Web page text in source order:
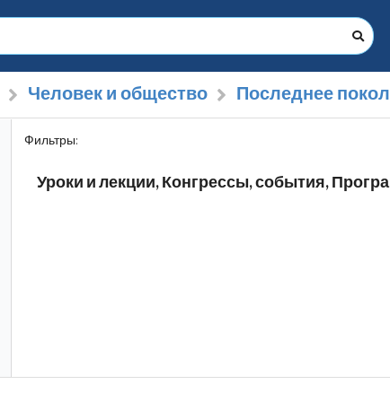
Человек и общество Последнее
Фильтры:
Уроки и лекции, Конгрессы, события,